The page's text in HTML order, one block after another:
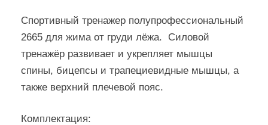
Спортивный тренажер полупрофессиональный
2665 для жима от груди лёжа. Силовой
тренажёр развивает и укрепляет мышцы
спины, бицепсы и трапециевидные мышцы, а
также верхний плечевой пояс.
Комплектация: